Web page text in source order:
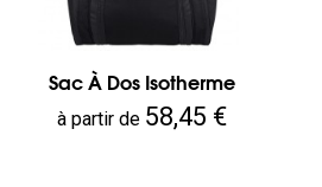
Sac À Dos Isotherme
Prix
à partir de 58,45 €